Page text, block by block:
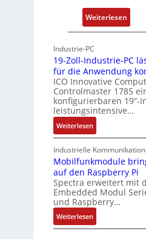
u
n
g
t
-
A
c
h
i
t
e
r
Weiterlesen:
P
s
i
c
a
I
a
n
d
E
Industrie-PC
19-Zoll-Industrie-PC
für die Anwendung
ICO Innovative
Controlmaster 1785
konfigurierbaren 19“-
leistungsintensive…
Weiterlesen:
1
9
-
Z
o
l
l
-
I
Industrielle Kommunikation
Mobilfunkmodule
auf den Raspberry Pi
Spectra erweitert mit
Embedded Modul
und Raspberry…
Weiterlesen:
M